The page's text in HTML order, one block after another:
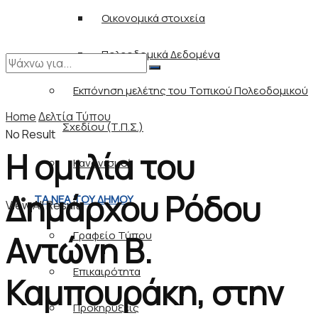
Οικονομικά στοιχεία
Πολεοδομικά Δεδομένα
Εκπόνηση μελέτης του Τοπικού Πολεοδομικού
Σχεδίου (Τ.Π.Σ.)
Κανονισμοί
ΤΑ ΝΕΑ ΤΟΥ ΔΗΜΟΥ
Γραφείο Τύπου
Επικαιρότητα
Προκηρύξεις
No Result
View All Result
HomeΔελτία Τύπου
Η ομιλία του
Δημάρχου Ρόδου
Αντώνη Β.
Καμπουράκη, στην